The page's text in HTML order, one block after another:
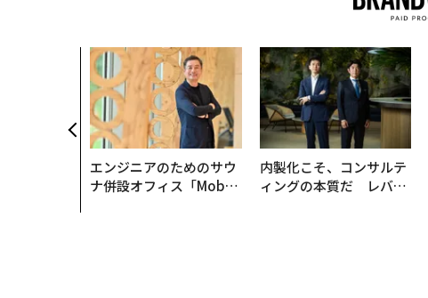
エンジニアのためのサウ
ナ併設オフィス「Mobiu
内製化こそ、コンサルテ
ィングの本質だ レバレ